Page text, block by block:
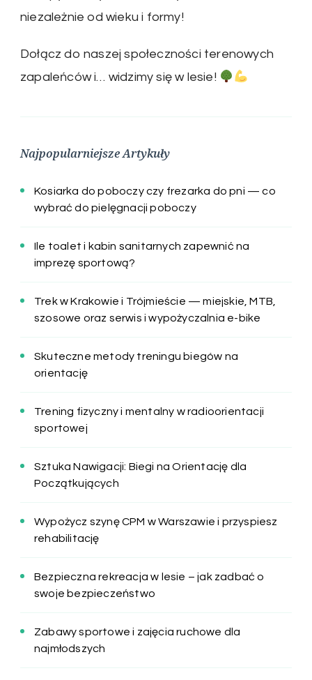
niezależnie od wieku i formy!
Dołącz do naszej społeczności terenowych
zapaleńców i… widzimy się w lesie!
Najpopularniejsze Artykuły
Kosiarka do poboczy czy frezarka do pni — co
wybrać do pielęgnacji poboczy
Ile toalet i kabin sanitarnych zapewnić na
imprezę sportową?
Trek w Krakowie i Trójmieście — miejskie, MTB,
szosowe oraz serwis i wypożyczalnia e-bike
Skuteczne metody treningu biegów na
orientację
Trening fizyczny i mentalny w radioorientacji
sportowej
Sztuka Nawigacji: Biegi na Orientację dla
Początkujących
Wypożycz szynę CPM w Warszawie i przyspiesz
rehabilitację
Bezpieczna rekreacja w lesie – jak zadbać o
swoje bezpieczeństwo
Zabawy sportowe i zajęcia ruchowe dla
najmłodszych